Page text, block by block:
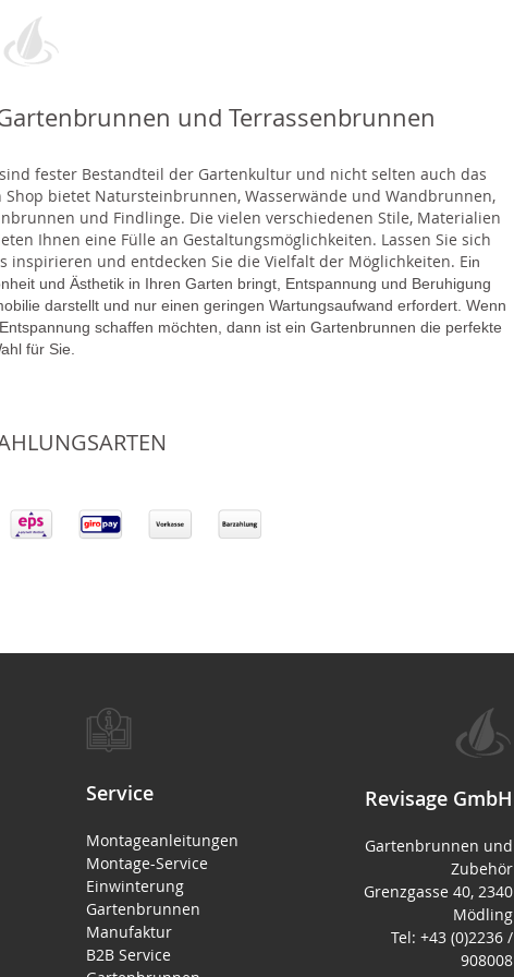
und Terrassenbrunnen
fester Bestandteil der Gartenkultur und nicht selten auch das
bietet Natursteinbrunnen, Wasserwände und Wandbrunnen,
und Findlinge. Die vielen verschiedenen Stile, Materialien
Ihnen eine Fülle an Gestaltungsmöglichkeiten. Lassen Sie sich
und entdecken Sie die Vielfalt der Möglichkeiten. Ein
und Ästhetik in Ihren Garten bringt, Entspannung und Beruhigung
darstellt und nur einen geringen Wartungsaufwand erfordert. Wenn
schaffen möchten, dann ist ein Gartenbrunnen die perfekte
für Sie.
Service
Montageanleitungen
Montage-Service
Einwinterung
Gartenbrunnen
Manufaktur
B2B Service
Revisage GmbH
Gartenbrunnen und
Zubehör
Grenzgasse 40, 2340
Mödling
Tel: +43 (0)2236 /
908008